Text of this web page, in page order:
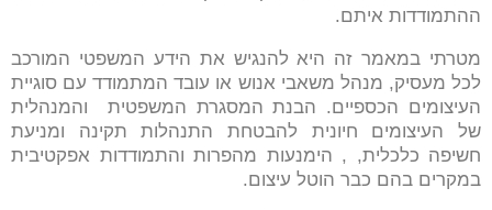
ההתמודדות איתם.
מטרתי במאמר זה היא להנגיש את הידע המשפטי המורכב
לכל מעסיק, מנהל משאבי אנוש או עובד המתמודד עם סוגיית
העיצומים הכספיים. הבנת המסגרת המשפטית והמנהלית
של העיצומים חיונית להבטחת התנהלות תקינה ומניעת
חשיפה כלכלית, , הימנעות מהפרות והתמודדות אפקטיבית
במקרים בהם כבר הוטל עיצום.